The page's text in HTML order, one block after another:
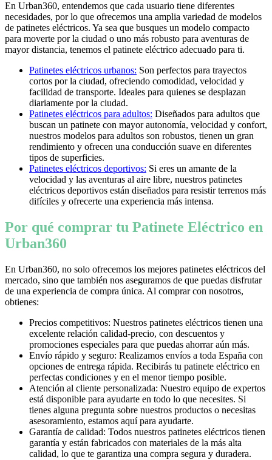
En Urban360, entendemos que cada usuario tiene diferentes
necesidades, por lo que ofrecemos una amplia variedad de modelos
de patinetes eléctricos. Ya sea que busques un modelo compacto
para moverte por la ciudad o uno más robusto para aventuras de
mayor distancia, tenemos el patinete eléctrico adecuado para ti.
Patinetes eléctricos urbanos: Son perfectos para trayectos
cortos por la ciudad, ofreciendo comodidad, velocidad y
facilidad de transporte. Ideales para quienes se desplazan
diariamente por la ciudad.
Patinetes eléctricos para adultos: Diseñados para adultos que
buscan un patinete con mayor autonomía, velocidad y confort,
nuestros modelos para adultos son robustos, tienen un gran
rendimiento y ofrecen una conducción suave en diferentes
tipos de superficies.
Patinetes eléctricos deportivos: Si eres un amante de la
velocidad y las aventuras al aire libre, nuestros patinetes
eléctricos deportivos están diseñados para resistir terrenos más
difíciles y ofrecerte una experiencia más intensa.
Por qué comprar tu Patinete Eléctrico en
Urban360
En Urban360, no solo ofrecemos los mejores patinetes eléctricos del
mercado, sino que también nos aseguramos de que puedas disfrutar
de una experiencia de compra única. Al comprar con nosotros,
obtienes:
Precios competitivos: Nuestros patinetes eléctricos tienen una
excelente relación calidad-precio, con descuentos y
promociones especiales para que puedas ahorrar aún más.
Envío rápido y seguro: Realizamos envíos a toda España con
opciones de entrega rápida. Recibirás tu patinete eléctrico en
perfectas condiciones y en el menor tiempo posible.
Atención al cliente personalizada: Nuestro equipo de expertos
está disponible para ayudarte en todo lo que necesites. Si
tienes alguna pregunta sobre nuestros productos o necesitas
asesoramiento, estamos aquí para ayudarte.
Garantía de calidad: Todos nuestros patinetes eléctricos tienen
garantía y están fabricados con materiales de la más alta
calidad, lo que te garantiza una compra segura y duradera.